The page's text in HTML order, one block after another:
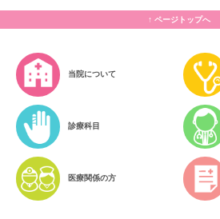
トップへ
当院について
診療科目
医療関係の方